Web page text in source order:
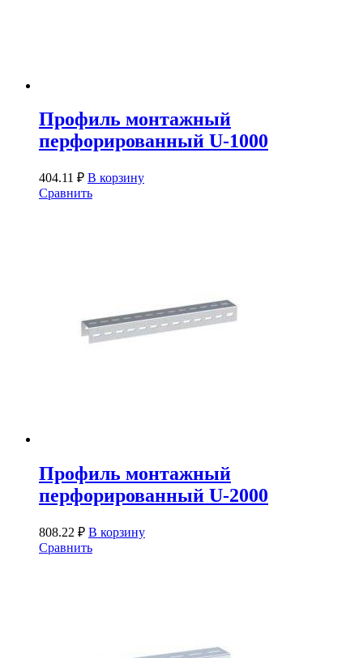
Профиль монтажный
перфорированный U-1000
404.11 ₽ В корзину
Сравнить
Профиль монтажный
перфорированный U-2000
808.22 ₽ В корзину
Сравнить